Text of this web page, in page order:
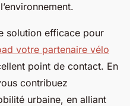
solution efficace pour
votre partenaire vélo
point de contact. En
contribuez
urbaine, en alliant